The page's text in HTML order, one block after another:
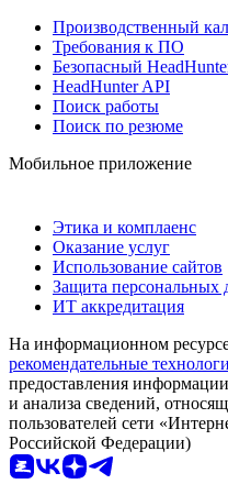
Производственный
Требования к ПО
Безопасный
HeadHunter API
Поиск работы
Поиск по резюме
Мобильное приложение
Этика и комплаенс
Оказание услуг
Использование сайтов
Защита персональных
ИТ аккредитация
На информационном
рекомендательные
предоставления
и анализа сведений,
пользователей сети
Российской Федерации)